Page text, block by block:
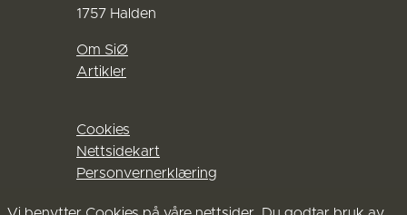
1757 Halden
Om SiØ
Artikler
Cookies
Nettsidekart
Personvernerklæring